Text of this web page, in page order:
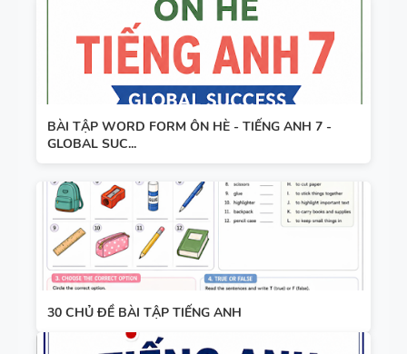
BÀI TẬP WORD FORM ÔN HÈ - TIẾNG ANH 7 -
GLOBAL SUC...
30 CHỦ ĐỀ BÀI TẬP TIẾNG ANH